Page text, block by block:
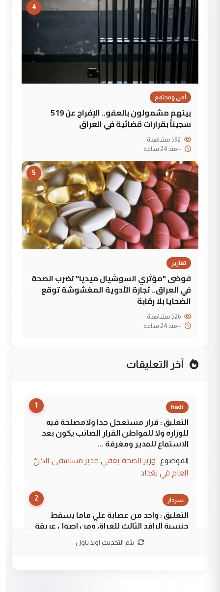
4
أمن ومجتمع
بينهم مشمولون بالعفو.. الإفراج عن 519
سجيناً بقرارات قضائية في العراق
--منذ 24 ساعة
5
تقارير
فوضى "مؤثري السوشيال ميديا" تضرب الصحة
في العراق.. تجارة الأدوية المغشوشة توقع
الضحايا بلا رقابة
--منذ 24 ساعة
آخر التعليقات
1 hadi
التعليق : قرار مستعجل جدا ولامصلحة فيه
للوزاره ولا للمواطن القرار الصائب يكون بعد
الاستماع للمدير ومغرفة ...
الموضوع : وزير الصحة يعفي مدير مستشفى الكرخ
العام في بغداد
2 سردار
التعليق : واحد من عصابة علي ماما يسقط
جنسية الرافد الثالث للعراق ومن اصول عريقة
يتم التحديث اولا باول